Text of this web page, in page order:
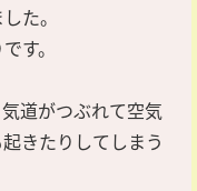
た。
す。
道がつぶれて空気
きたりしてしまう